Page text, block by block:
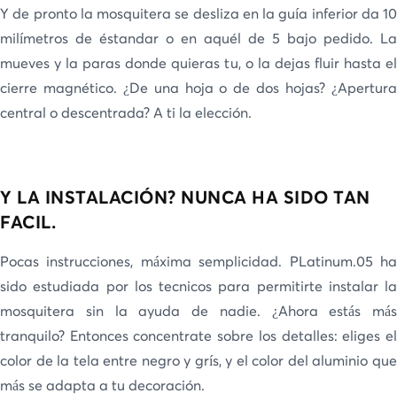
Y de pronto la mosquitera se desliza en la guía inferior da 10
milímetros de éstandar o en aquél de 5 bajo pedido. La
mueves y la paras donde quieras tu, o la dejas fluir hasta el
cierre magnético. ¿De una hoja o de dos hojas? ¿Apertura
central o descentrada? A ti la elección.
Y LA INSTALACIÓN? NUNCA HA SIDO TAN
FACIL.
Pocas instrucciones, máxima semplicidad. PLatinum.05 ha
sido estudiada por los tecnicos para permitirte instalar la
mosquitera sin la ayuda de nadie. ¿Ahora estás más
tranquilo? Entonces concentrate sobre los detalles: eliges el
color de la tela entre negro y grís, y el color del aluminio que
más se adapta a tu decoración.